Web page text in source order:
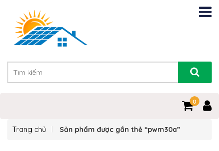
0
Trang chủ Sản phẩm được gắn thẻ “pwm30a”